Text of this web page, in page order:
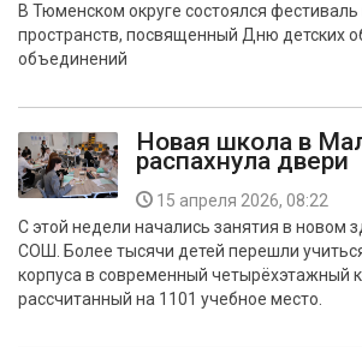
В Тюменском округе состоялся
пространств, посвященный Дню детских
объединений
Новая школа в
распахнула двери
15 апреля 2026, 08:22
С этой недели начались занятия в новом
СОШ. Более тысячи детей перешли
корпуса в современный четырёхэтажный
рассчитанный на 1101 учебное место.